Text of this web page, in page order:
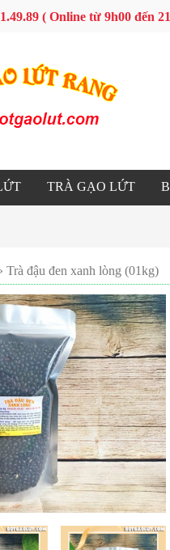
( Online từ 9h00 đến
TRÀ GẠO LỨT
Trà đậu đen xanh lòng (01kg)